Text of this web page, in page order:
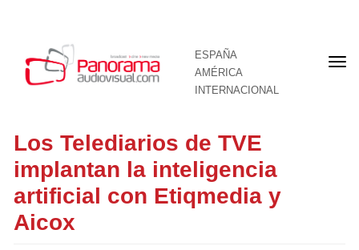
ESPAÑA
AMÉRICA
INTERNACIONAL
Los Telediarios de TVE
implantan la inteligencia
artificial con Etiqmedia y
Aicox